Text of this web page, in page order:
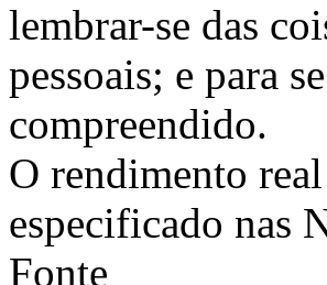
lembrar-se das
pessoais; e para
compreendido.
O rendimento
especificado nas
Fonte